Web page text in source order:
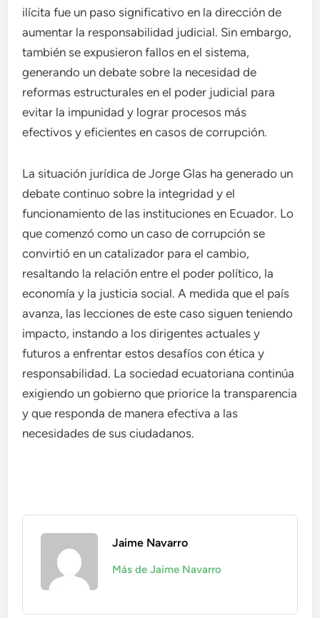
ilícita fue un paso significativo en la dirección de
aumentar la responsabilidad judicial. Sin embargo,
también se expusieron fallos en el sistema,
generando un debate sobre la necesidad de
reformas estructurales en el poder judicial para
evitar la impunidad y lograr procesos más
efectivos y eficientes en casos de corrupción.
La situación jurídica de Jorge Glas ha generado un
debate continuo sobre la integridad y el
funcionamiento de las instituciones en Ecuador. Lo
que comenzó como un caso de corrupción se
convirtió en un catalizador para el cambio,
resaltando la relación entre el poder político, la
economía y la justicia social. A medida que el país
avanza, las lecciones de este caso siguen teniendo
impacto, instando a los dirigentes actuales y
futuros a enfrentar estos desafíos con ética y
responsabilidad. La sociedad ecuatoriana continúa
exigiendo un gobierno que priorice la transparencia
y que responda de manera efectiva a las
necesidades de sus ciudadanos.
Jaime Navarro
Más de Jaime Navarro